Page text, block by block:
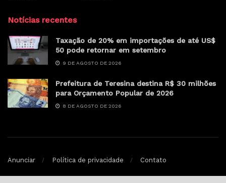
Notícias recentes
Taxação de 20% em importações de até US$
50 pode retornar em setembro
9 DE AGOSTO DE 2026
Prefeitura de Teresina destina R$ 30 milhões
para Orçamento Popular de 2026
8 DE AGOSTO DE 2026
Anunciar Política de privacidade Contato